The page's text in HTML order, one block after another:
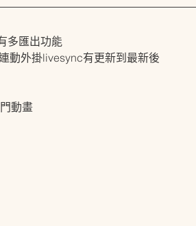
多匯出功能
動外掛livesync有更新到最新後
動畫